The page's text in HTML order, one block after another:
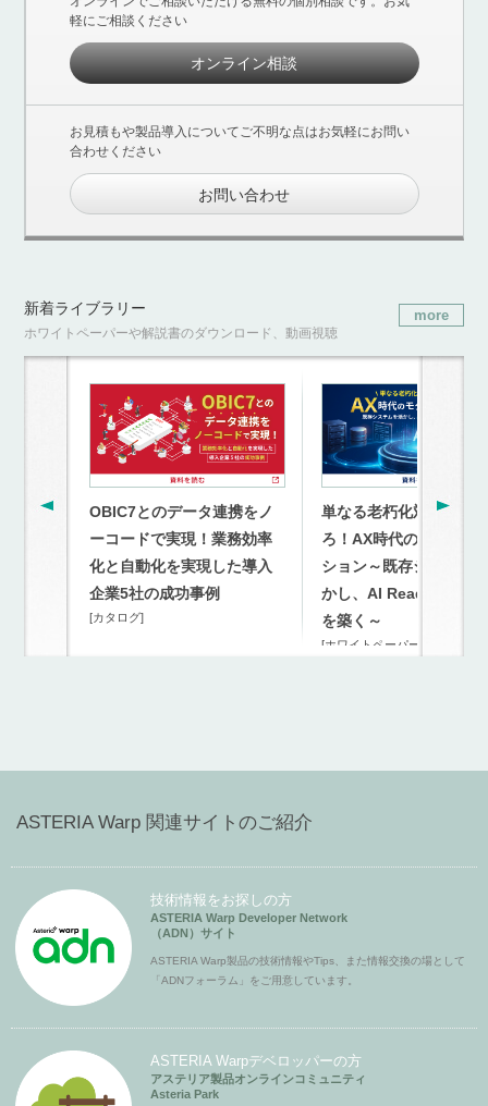
軽にご相談ください
オンライン相談
お見積もや製品導入についてご不明な点はお気軽にお問い
合わせください
お問い合わせ
新着ライブラリー
ホワイトペーパーや解説書のダウンロード、動画視聴
more
OBIC7とのデータ連携をノ
ーコードで実現！業務効率
化と自動化を実現した導入
企業5社の成功事例
[カタログ]
単なる老朽化対策を超
ろ！AX時代のモダナイ
ション～既存システム
かし、AI Readyな連携
を築く～
[ホワイトペーパー]
ASTERIA Warp 関連サイトのご紹介
技術情報をお探しの方
ASTERIA Warp Developer Network
（ADN）サイト
ASTERIA Warp製品の技術情報やTips、また情報交換の場として
「ADNフォーラム」をご用意しています。
ASTERIA Warpデベロッパーの方
アステリア製品オンラインコミュニティ
Asteria Park